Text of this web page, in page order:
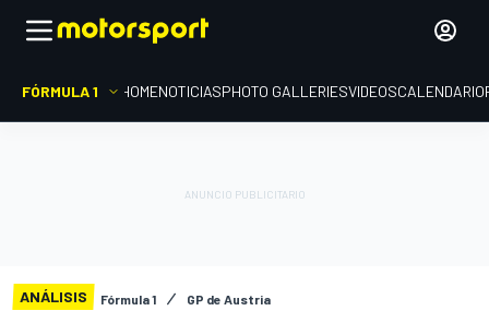
FÓRMULA 1 HOMENOTICIASPHOTO GALLERIESVIDEOSCALENDARIO
ANÁLISIS Fórmula 1 GP de Austria